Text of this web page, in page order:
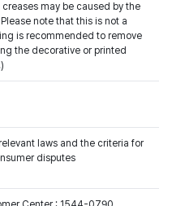
may be caused by the
note that this is not a
is recommended to remove
the decorative or printed
laws and the criteria for
disputes